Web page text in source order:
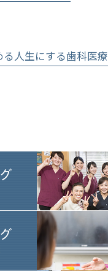
人生にする歯科医療